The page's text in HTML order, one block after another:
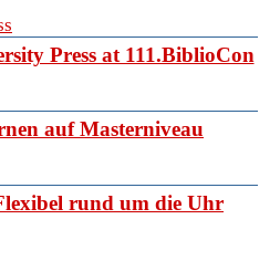
Press at 111.BiblioCon
auf Masterniveau
rund um die Uhr